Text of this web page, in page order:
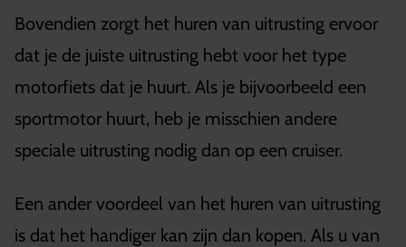
Bovendien zorgt het huren van uitrusting ervoor
dat je de juiste uitrusting hebt voor het type
motorfiets dat je huurt. Als je bijvoorbeeld een
sportmotor huurt, heb je misschien andere
speciale uitrusting nodig dan op een cruiser.
Een ander voordeel van het huren van uitrusting
is dat het handiger kan zijn dan kopen. Als u van